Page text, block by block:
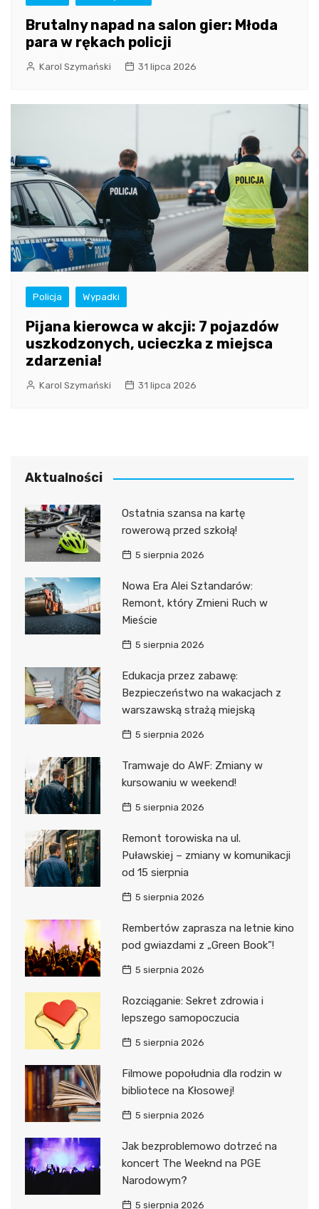
Brutalny napad na salon gier: Młoda
para w rękach policji
Karol Szymański 31 lipca 2026
Policja Wypadki
Pijana kierowca w akcji: 7 pojazdów
uszkodzonych, ucieczka z miejsca
zdarzenia!
Karol Szymański 31 lipca 2026
Aktualności
Ostatnia szansa na kartę
rowerową przed szkołą!
5 sierpnia 2026
Nowa Era Alei Sztandarów:
Remont, który Zmieni Ruch w
Mieście
5 sierpnia 2026
Edukacja przez zabawę:
Bezpieczeństwo na wakacjach z
warszawską strażą miejską
5 sierpnia 2026
Tramwaje do AWF: Zmiany w
kursowaniu w weekend!
5 sierpnia 2026
Remont torowiska na ul.
Puławskiej – zmiany w komunikacji
od 15 sierpnia
5 sierpnia 2026
Rembertów zaprasza na letnie kino
pod gwiazdami z „Green Book”!
5 sierpnia 2026
Rozciąganie: Sekret zdrowia i
lepszego samopoczucia
5 sierpnia 2026
Filmowe popołudnia dla rodzin w
bibliotece na Kłosowej!
5 sierpnia 2026
Jak bezproblemowo dotrzeć na
koncert The Weeknd na PGE
Narodowym?
5 sierpnia 2026